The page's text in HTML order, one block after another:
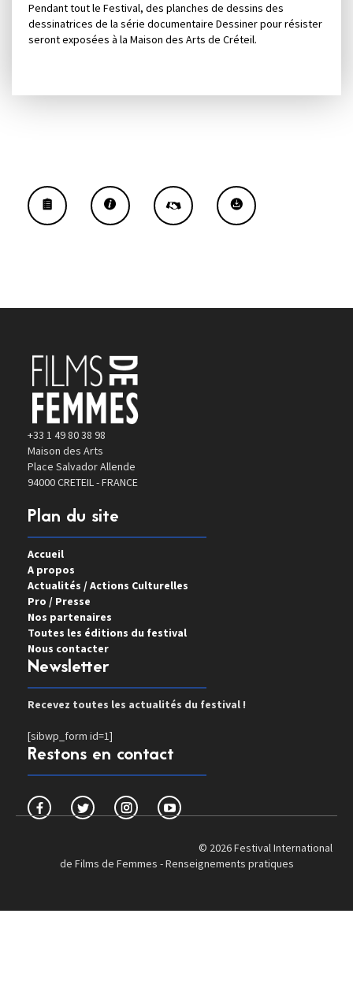
Pendant tout le Festival, des planches de dessins des
dessinatrices de la série documentaire Dessiner pour résister
seront exposées à la Maison des Arts de Créteil.
+33 1 49 80 38 98
Maison des Arts
Place Salvador Allende
94000 CRETEIL - FRANCE
Plan du site
Accueil
A propos
Actualités / Actions Culturelles
Pro / Presse
Nos partenaires
Toutes les éditions du festival
Nous contacter
Newsletter
Recevez toutes les actualités du festival !
[sibwp_form id=1]
Restons en contact
© 2026 Festival International
de Films de Femmes -Renseignements pratiques